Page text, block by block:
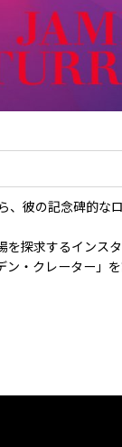
彼の記念碑的
探求するインス
・クレーター」